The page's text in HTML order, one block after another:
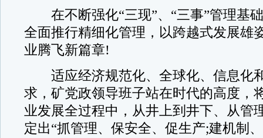
在不断强化“三现”、“三事”管理基
全面推行精细化管理，以跨越式发展雄
业腾飞新篇章!
适应经济规范化、全球化、信息化
求，矿党政领导班子站在时代的高度，
业发展全过程中，从井上到井下、从管
定出“抓管理、保安全、促生产;建机制